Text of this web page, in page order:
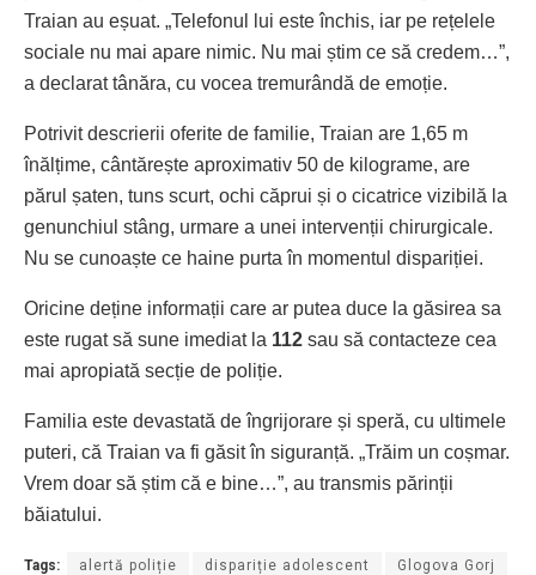
Traian au eșuat. „Telefonul lui este închis, iar pe rețelele
sociale nu mai apare nimic. Nu mai știm ce să credem…”,
a declarat tânăra, cu vocea tremurândă de emoție.
Potrivit descrierii oferite de familie, Traian are 1,65 m
înălțime, cântărește aproximativ 50 de kilograme, are
părul șaten, tuns scurt, ochi căprui și o cicatrice vizibilă la
genunchiul stâng, urmare a unei intervenții chirurgicale.
Nu se cunoaște ce haine purta în momentul dispariției.
Oricine deține informații care ar putea duce la găsirea sa
este rugat să sune imediat la 112 sau să contacteze cea
mai apropiată secție de poliție.
Familia este devastată de îngrijorare și speră, cu ultimele
puteri, că Traian va fi găsit în siguranță. „Trăim un coșmar.
Vrem doar să știm că e bine…”, au transmis părinții
băiatului.
Tags: alertă poliție dispariție adolescent Glogova Gorj